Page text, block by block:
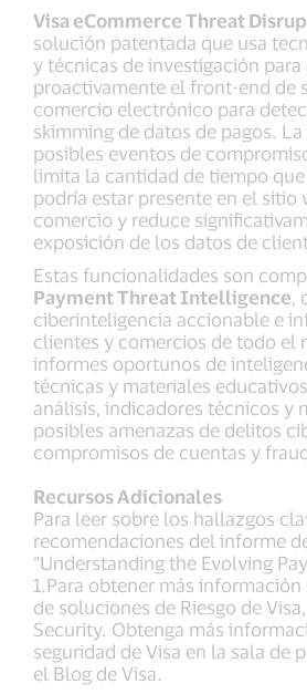
Visa eCommerce Threat
solución patentada que usa
y técnicas de investigación para
proactivamente el front-end de
comercio electrónico para
skimming de datos de pagos.
posibles eventos de
limita la cantidad de tiempo
podría estar presente en el sitio
comercio y reduce
exposición de los datos de
Estas funcionalidades son
Payment Threat Intelligence,
ciberinteligencia accionable e
clientes y comercios de todo el
informes oportunos de
técnicas y materiales
análisis, indicadores técnicos y
posibles amenazas de delitos
compromisos de cuentas y
Recursos Adicionales
Para leer sobre los hallazgos
recomendaciones del informe
“Understanding the Evolving
1.Para obtener más
de soluciones de Riesgo de
Security. Obtenga más
seguridad de Visa en la sala de
el Blog de Visa.